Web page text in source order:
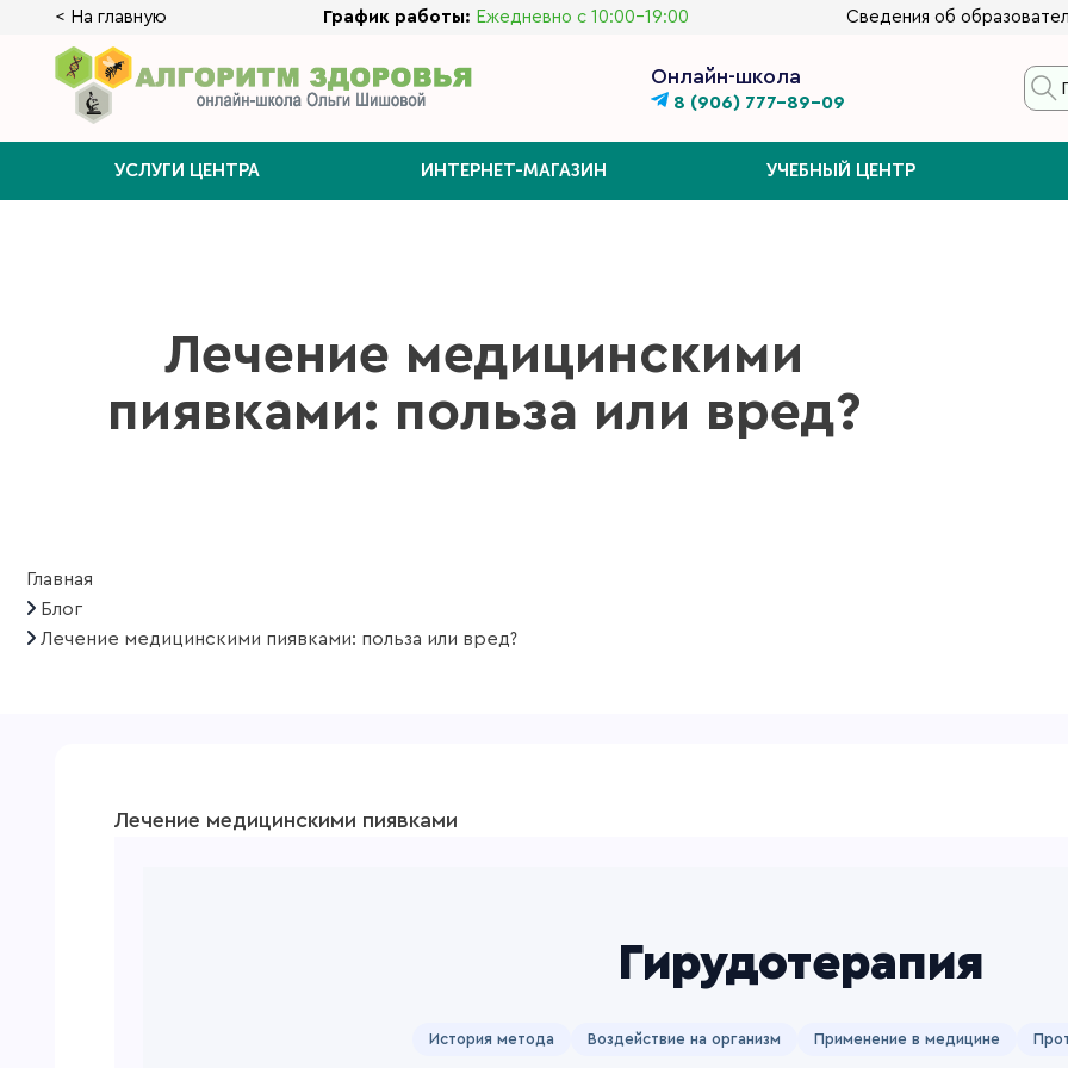
< На главную График работы: Ежедневно с 10:00-19:00 Сведения об
Онлайн-школа
8 (906) 777-89-09
УСЛУГИ ЦЕНТРА ИНТЕРНЕТ-МАГАЗИН УЧЕБНЫЙ ЦЕНТР
Лечение медицинскими
пиявками: польза или вред?
Главная
Блог
Лечение медицинскими пиявками: польза или вред?
Лечение медицинскими пиявками
Гирудотерапия
История метода Воздействие на организм Применение в медицине